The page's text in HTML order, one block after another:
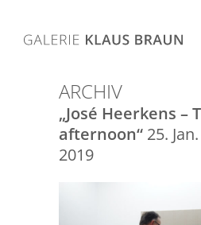
ARCHIV
„José Heerkens –
afternoon“ 25.
2019